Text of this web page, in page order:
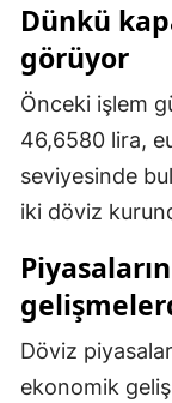
Dünkü
görüyor
Önceki işlem
46,6580 lira,
seviyesinde
iki döviz
Döviz
ekonomik